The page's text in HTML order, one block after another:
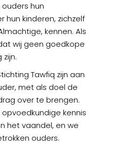
hun
kinderen, zichzelf
kennen. Als
wij geen goedkope
Tawfiq zijn aan
met als doel de
over te brengen.
kennis
het vaandel, en we
ouders.